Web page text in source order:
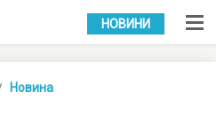
УКР РУС
НОВИНИ
Новина